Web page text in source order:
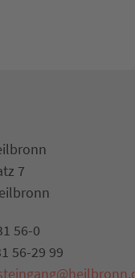
7
56-0
56-29 99